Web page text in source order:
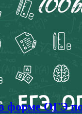
форме ОГЭ